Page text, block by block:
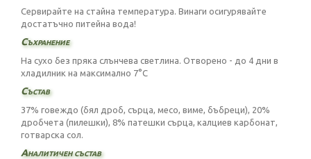
Сервирайте на стайна температура. Винаги осигурявайте
достатъчно питейна вода!
Съхранение
На сухо без пряка слънчева светлина. Отворено - до 4 дни в
хладилник на максимално 7°C
Състав
37% говеждо (бял дроб, сърца, месо, виме, бъбреци), 20%
дробчета (пилешки), 8% патешки сърца, калциев карбонат,
готварска сол.
Аналитичен състав